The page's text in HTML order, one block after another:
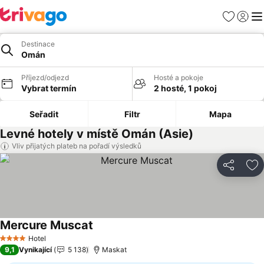
Oblíbené
Destinace
Omán
Příjezd/odjezd
Vybrat termín
Hosté a pokoje
2 hosté, 1 pokoj
Seřadit Filtr Mapa
Levné hotely v místě Omán (Asie)
Vliv přijatých plateb na pořadí výsledků
Sdílet
4 Počet hvězdiček
Hotel
Mercure Muscat
9,1 Vynikající 5 138 Maskat